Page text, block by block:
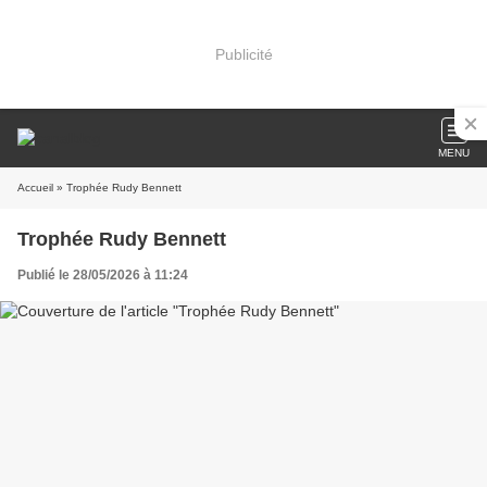
Publicité
MENU
Accueil » Trophée Rudy Bennett
Trophée Rudy Bennett
Publié le 28/05/2026 à 11:24